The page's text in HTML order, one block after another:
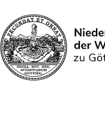
Search